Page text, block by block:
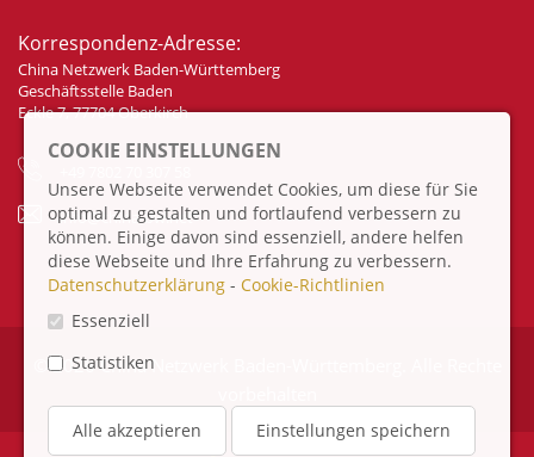
Korrespondenz-Adresse:
China Netzwerk Baden-Württemberg
Geschäftsstelle Baden
Eckle 7, 77704 Oberkirch
info@china-bw.net
© 2026 China Netzwerk Baden-Württemberg. Alle Rechte
COOKIE EINSTELLUNGEN
Unsere Webseite verwendet Cookies, um diese für Sie
optimal zu gestalten und fortlaufend verbessern zu
können. Einige davon sind essenziell, andere helfen
diese Webseite und Ihre Erfahrung zu verbessern.
Datenschutzerklärung - Cookie-Richtlinien
Essenziell
Statistiken
Alle akzeptieren Einstellungen speichern